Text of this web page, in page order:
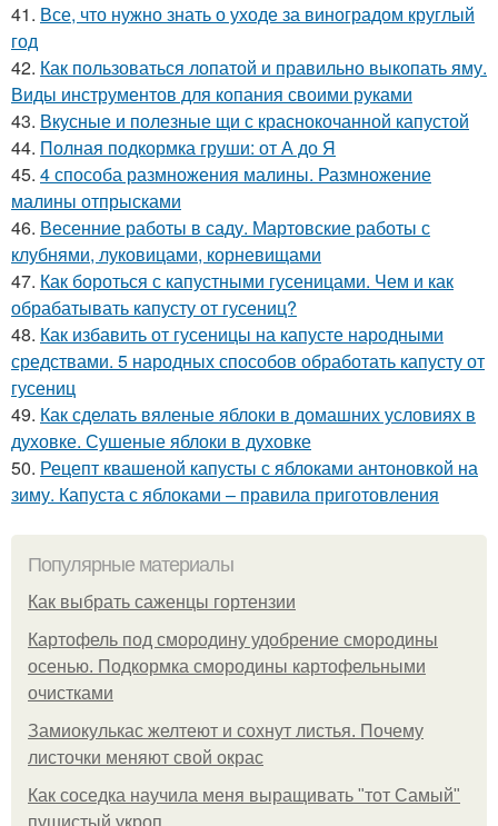
41. Все, что нужно знать о уходе за виноградом круглый
год
42. Как пользоваться лопатой и правильно выкопать яму.
Виды инструментов для копания своими руками
43. Вкусные и полезные щи с краснокочанной капустой
44. Полная подкормка груши: от А до Я
45. 4 способа размножения малины. Размножение
малины отпрысками
46. Весенние работы в саду. Мартовские работы с
клубнями, луковицами, корневищами
47. Как бороться с капустными гусеницами. Чем и как
обрабатывать капусту от гусениц?
48. Как избавить от гусеницы на капусте народными
средствами. 5 народных способов обработать капусту от
гусениц
49. Как сделать вяленые яблоки в домашних условиях в
духовке. Сушеные яблоки в духовке
50. Рецепт квашеной капусты с яблоками антоновкой на
зиму. Капуста с яблоками – правила приготовления
Популярные материалы
Как выбрать саженцы гортензии
Картофель под смородину удобрение смородины
осенью. Подкормка смородины картофельными
очистками
Замиокулькас желтеют и сохнут листья. Почему
листочки меняют свой окрас
Как соседка научила меня выращивать "тот Самый"
пушистый укроп.